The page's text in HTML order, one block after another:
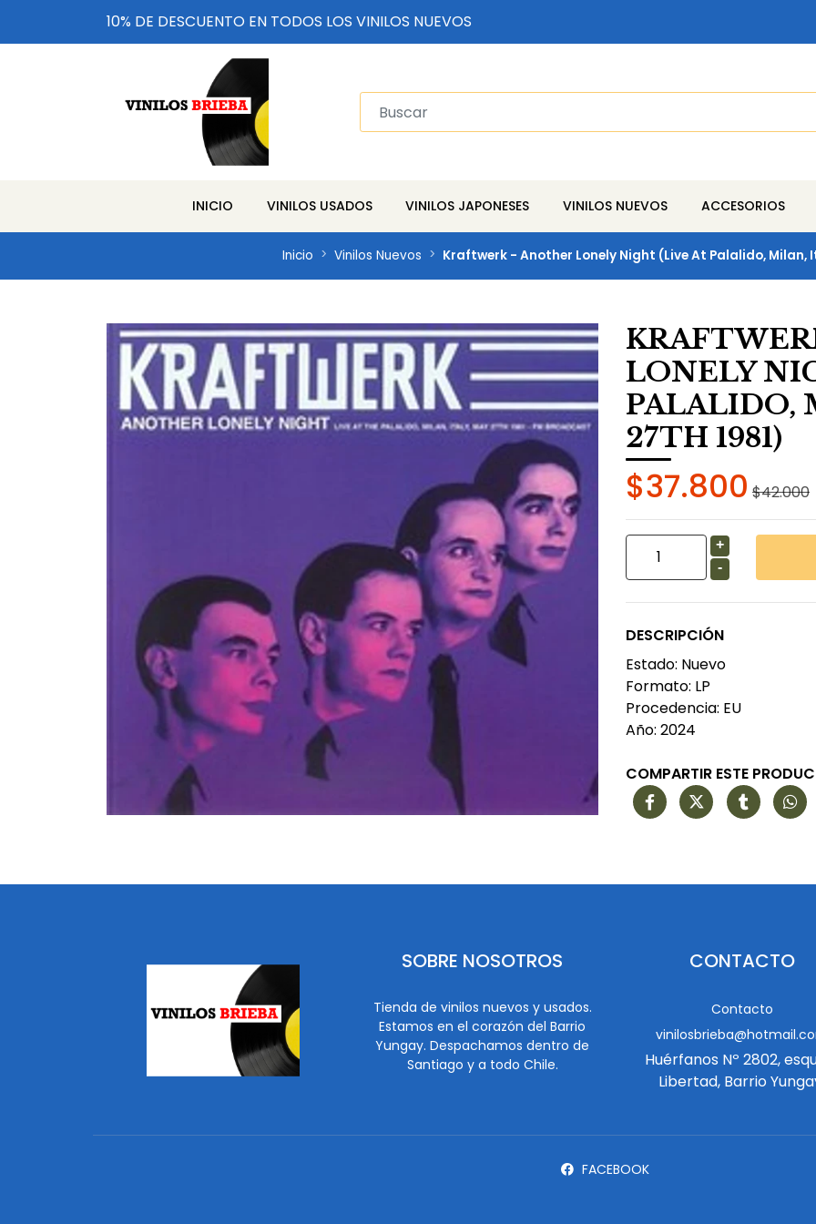
10% DE DESCUENTO EN TODOS LOS VINILOS NUEVOS
INICIO VINILOS USADOS VINILOS JAPONESES VINILOS NUEVOS ACCESORIOS
Inicio Vinilos Nuevos Kraftwerk - Another Lonely Night (Live At Palalido, Milan,
LONELY
PALALIDO,
27TH 1981)
$37.800 $42.000
+
-
DESCRIPCIÓN
Estado: Nuevo
Formato: LP
Procedencia: EU
Año: 2024
COMPARTIR ESTE
SOBRE NOSOTROS
Tienda de vinilos nuevos y usados.
Estamos en el corazón del Barrio
Yungay. Despachamos dentro de
Santiago y a todo Chile.
CONTACTO
Contacto
Huérfanos Nº 2802,
Libertad, Barrio
FACEBOOK